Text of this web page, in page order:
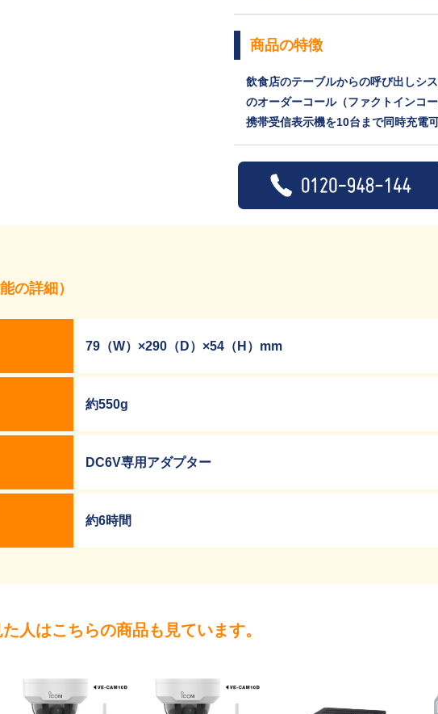
商品の特徴
飲食店のテーブルからの呼び出しシ
のオーダーコール（ファクトインコ
携帯受信表示機を10台まで同時充電可
の詳細）
79（W）×290（D）×54（H）mm
約550g
DC6V専用アダプター
約6時間
人はこちらの商品も見ています。